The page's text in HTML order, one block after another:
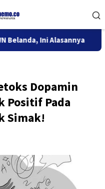
Ini Alasannya 9
Dopamin
Positif Pada
Simak!